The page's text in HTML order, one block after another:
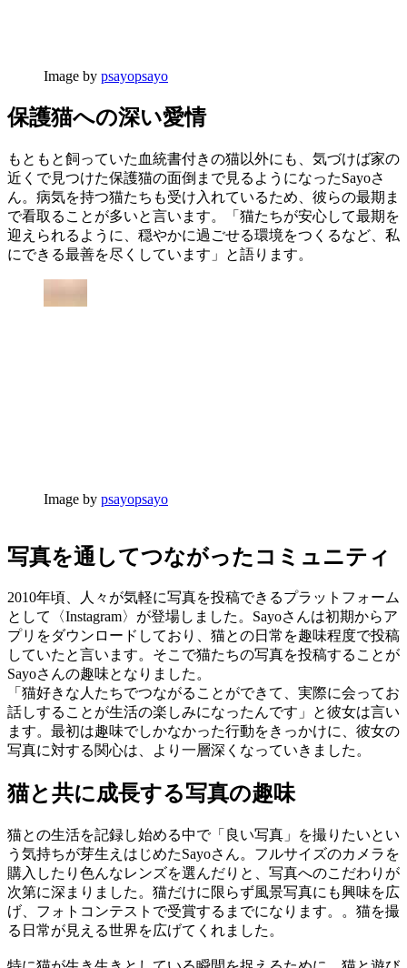
Image by psayopsayo
保護猫への深い愛情
もともと飼っていた血統書付きの猫以外にも、気づけば家の
近くで見つけた保護猫の面倒まで見るようになったSayoさ
ん。病気を持つ猫たちも受け入れているため、彼らの最期ま
で看取ることが多いと言います。「猫たちが安心して最期を
迎えられるように、穏やかに過ごせる環境をつくるなど、私
にできる最善を尽くしています」と語ります。
Image by psayopsayo
写真を通してつながったコミュニティ
2010年頃、人々が気軽に写真を投稿できるプラットフォーム
として〈Instagram〉が登場しました。Sayoさんは初期からア
プリをダウンロードしており、猫との日常を趣味程度で投稿
していたと言います。そこで猫たちの写真を投稿することが
Sayoさんの趣味となりました。
「猫好きな人たちでつながることができて、実際に会ってお
話しすることが生活の楽しみになったんです」と彼女は言い
ます。最初は趣味でしかなかった行動をきっかけに、彼女の
写真に対する関心は、より一層深くなっていきました。
猫と共に成長する写真の趣味
猫との生活を記録し始める中で「良い写真」を撮りたいとい
う気持ちが芽生えはじめたSayoさん。フルサイズのカメラを
購入したり色んなレンズを選んだりと、写真へのこだわりが
次第に深まりました。猫だけに限らず風景写真にも興味を広
げ、フォトコンテストで受賞するまでになります。。猫を撮
る日常が見える世界を広げてくれました。